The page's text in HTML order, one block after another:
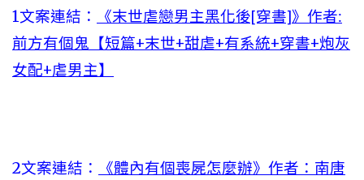
1文案連結：
《末世虐戀男主黑化後[穿書]》作者:
前方有個鬼【短篇+末世+甜虐+有系統+穿書+炮灰
女配+虐男主】
2文案連結：
《體內有個喪屍怎麼辦》作者：南唐